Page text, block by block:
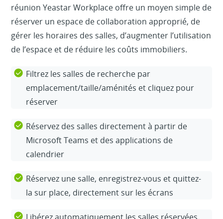
réunion Yeastar Workplace offre un moyen simple de
réserver un espace de collaboration approprié, de
gérer les horaires des salles, d’augmenter l’utilisation
de l’espace et de réduire les coûts immobiliers.
Filtrez les salles de recherche par
emplacement/taille/aménités et cliquez pour
réserver
Réservez des salles directement à partir de
Microsoft Teams et des applications de
calendrier
Réservez une salle, enregistrez-vous et quittez-
la sur place, directement sur les écrans